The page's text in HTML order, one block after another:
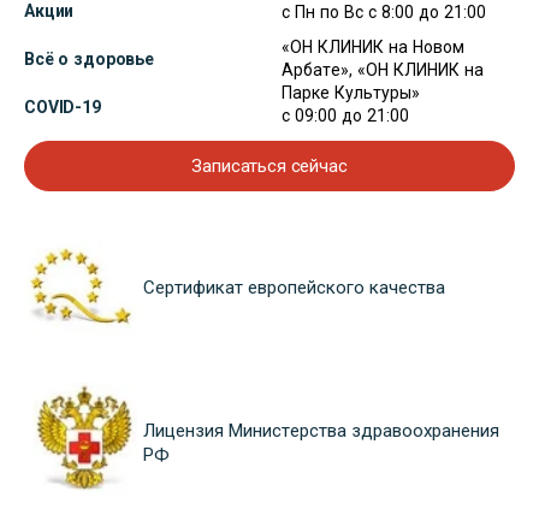
Акции
Всё о здоровье
COVID-19
с Пн по Вс с 8:00 до 21:00
«ОН КЛИНИК на Новом
Арбате», «ОН КЛИНИК на
Парке Культуры»
с 09:00 до 21:00
Записаться сейчас
Сертификат европейского качества
Лицензия Министерства здравоохранения
РФ